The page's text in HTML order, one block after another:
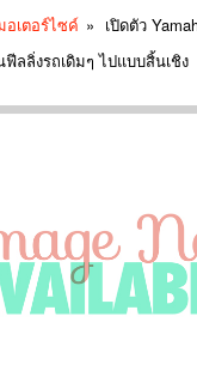
อเตอร์ไซค์ » เปิดตัว
ลลิ่งรถเดิมๆ ไปแบบสิ้นเชิง